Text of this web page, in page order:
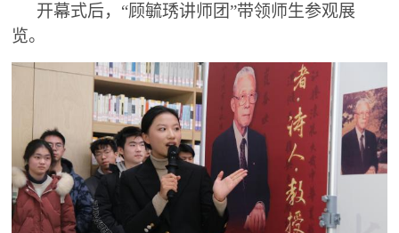
开幕式后， “顾毓琇讲师团”带领师生参观展
览。